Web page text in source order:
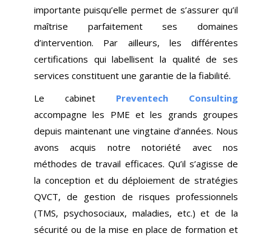
importante puisqu’elle permet de s’assurer qu’il
maîtrise parfaitement ses domaines
d’intervention. Par ailleurs, les différentes
certifications qui labellisent la qualité de ses
services constituent une garantie de la fiabilité.
Le cabinet Preventech Consulting
accompagne les PME et les grands groupes
depuis maintenant une vingtaine d’années. Nous
avons acquis notre notoriété avec nos
méthodes de travail efficaces. Qu’il s’agisse de
la conception et du déploiement de stratégies
QVCT, de gestion de risques professionnels
(TMS, psychosociaux, maladies, etc.) et de la
sécurité ou de la mise en place de formation et